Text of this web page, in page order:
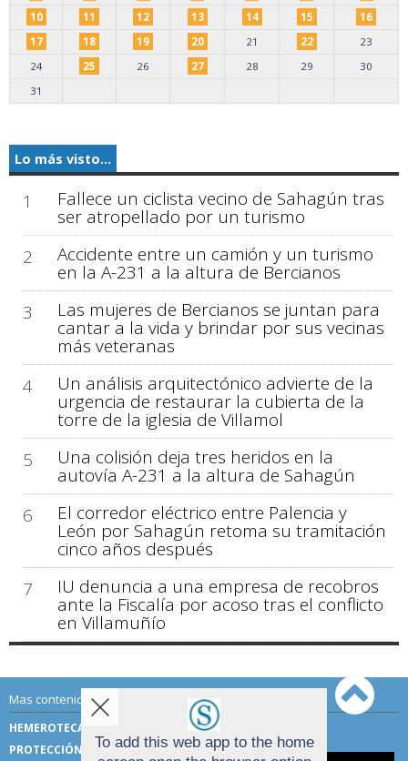
10
11 12 13 14 15
16
17
18 19 20 21 22
23
24
25 26 27 28 29
30
31
Lo más visto...
1 Fallece un ciclista vecino de Sahagún tras
ser atropellado por un turismo
2
Accidente entre un camión y un turismo
en la A-231 a la altura de Bercianos
3
Las mujeres de Bercianos se juntan para
cantar a la vida y brindar por sus vecinas
más veteranas
4
Un análisis arquitectónico advierte de la
urgencia de restaurar la cubierta de la
torre de la iglesia de Villamol
5
Una colisión deja tres heridos en la
autovía A-231 a la altura de Sahagún
6
El corredor eléctrico entre Palencia y
León por Sahagún retoma su tramitación
cinco años después
7
IU denuncia a una empresa de recobros
ante la Fiscalía por acoso tras el conflicto
en Villamuñío
Mas contenido de Sahagún Digital:
HEMEROTECA
TÉRMINOS DE USO
PROTECCIÓN DE DATOSTo add this web app to the home